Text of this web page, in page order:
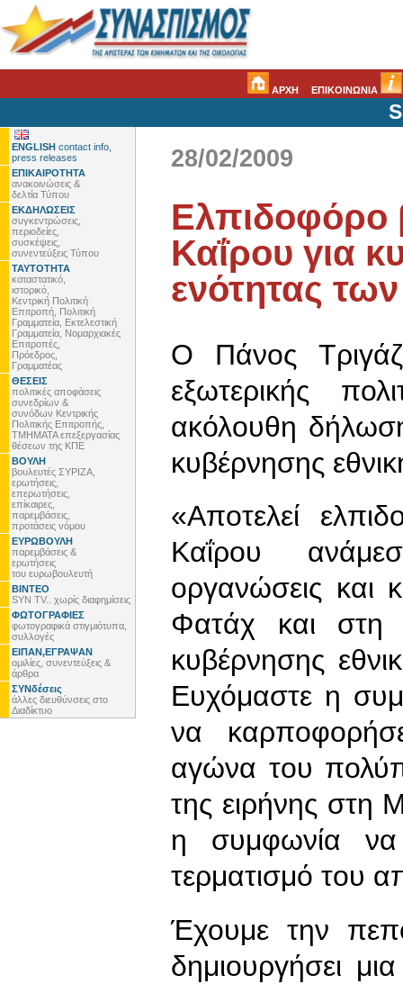
ΑΡΧΗ ΕΠΙΚΟΙΝΩΝΙΑ
ENGLISH contact info,
press releases
ΕΠΙΚΑΙΡΟΤΗΤΑ
ανακοινώσεις &
δελτία Τύπου
ΕΚΔΗΛΩΣΕΙΣ
συγκεντρώσεις,
περιοδείες,
συσκέψεις,
συνεντεύξεις Τύπου
ΤΑΥΤΟΤΗΤΑ
καταστατικό,
ιστορικό,
Κεντρική Πολιτική
Επιτροπή, Πολιτική
Γραμματεία, Εκτελεστική
Γραμματεία, Νομαρχιακές
Επιτροπές,
Πρόεδρος,
Γραμματέας
ΘΕΣΕΙΣ
πολιτικές αποφάσεις
συνεδρίων &
συνόδων Κεντρικής
Πολιτικής Επιτροπής,
ΤΜΗΜΑΤΑ επεξεργασίας
θέσεων της ΚΠΕ
ΒΟΥΛΗ
βουλευτές ΣΥΡΙΖΑ,
ερωτήσεις,
επερωτήσεις,
επίκαιρες,
παρεμβάσεις,
προτάσεις νόμου
ΕΥΡΩΒΟΥΛΗ
παρεμβάσεις &
ερωτήσεις
του ευρωβουλευτή
ΒΙΝΤΕΟ
SYN TV.. χωρίς διαφημίσεις
ΦΩΤΟΓΡΑΦΙΕΣ
φωτογραφικά στιγμιότυπα,
συλλογές
ΕΙΠΑΝ,ΕΓΡΑΨΑΝ
ομιλίες, συνεντεύξεις &
άρθρα
ΣΥΝδέσεις
άλλες διευθύνσεις στο
Διαδίκτυο
28/02/2009
Ελπιδοφόρο
Καΐρου για
ενότητας
Ο Πάνος
εξωτερικής
ακόλουθη
κυβέρνησης
«Αποτελεί
Καΐρου
οργανώσεις και
Φατάχ και στη
κυβέρνησης
Ευχόμαστε η
να
αγώνα του
της ειρήνης στη
η συμφωνία να
τερματισμό του
Έχουμε την
δημιουργήσει